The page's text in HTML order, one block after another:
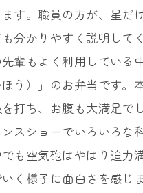
す。職員の方が、星だ
分かりやすく説明して
輩もよく利用している
う）」のお弁当です。
打ち、お腹も大満足で
スショーでいろいろな
も空気砲はやはり迫力
く様子に面白さを感じ